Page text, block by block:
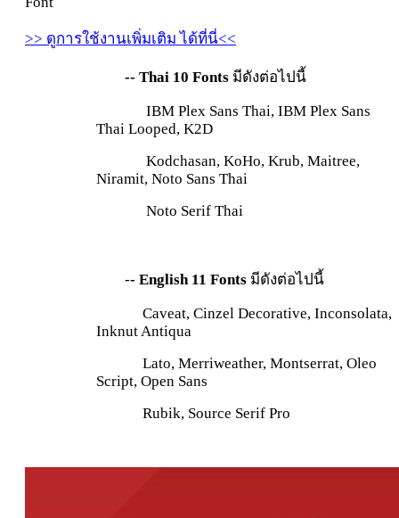
>> ดูการใช้งานเพิ่มเติม ได้ที่นี่<<
-- Thai 10 Fonts มีดังต่อไปนี้
IBM Plex Sans Thai, IBM Plex Sans
Thai Looped, K2D
Kodchasan, KoHo, Krub, Maitree,
Niramit, Noto Sans Thai
Noto Serif Thai
-- English 11 Fonts มีดังต่อไปนี้
Caveat, Cinzel Decorative, Inconsolata,
Inknut Antiqua
Lato, Merriweather, Montserrat, Oleo
Script, Open Sans
Rubik, Source Serif Pro